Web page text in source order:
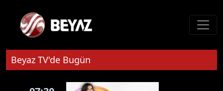
Beyaz TV'de Bugün